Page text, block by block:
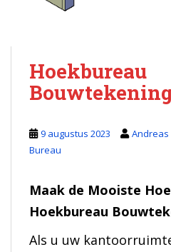
Hoekbureau
9 augustus 2023 Andreas
Bureau
Maak de Mooiste
Hoekbureau
Als u uw